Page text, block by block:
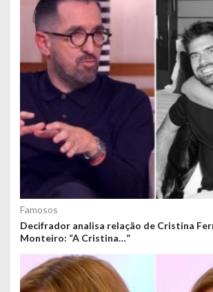
Famosos
Decifrador analisa relação de Cristina
Monteiro: “A Cristina…”